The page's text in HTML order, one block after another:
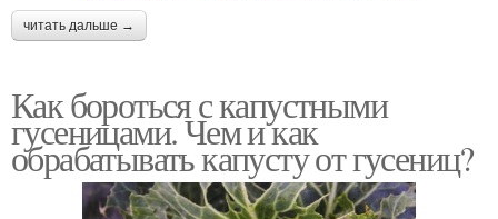
читать дальше →
Как бороться с капустными
гусеницами. Чем и как
обрабатывать капусту от гусениц?